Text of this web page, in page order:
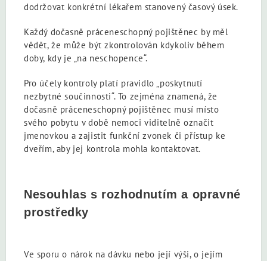
dodržovat konkrétní lékařem stanovený časový úsek.
Každý dočasně práceneschopný pojištěnec by měl
vědět, že může být zkontrolován kdykoliv během
doby, kdy je „na neschopence“.
Pro účely kontroly platí pravidlo „poskytnutí
nezbytné součinnosti“. To zejména znamená, že
dočasně práceneschopný pojištěnec musí místo
svého pobytu v době nemoci viditelně označit
jmenovkou a zajistit funkční zvonek či přístup ke
dveřím, aby jej kontrola mohla kontaktovat.
Nesouhlas s rozhodnutím a opravné
prostředky
Ve sporu o nárok na dávku nebo její výši, o jejím